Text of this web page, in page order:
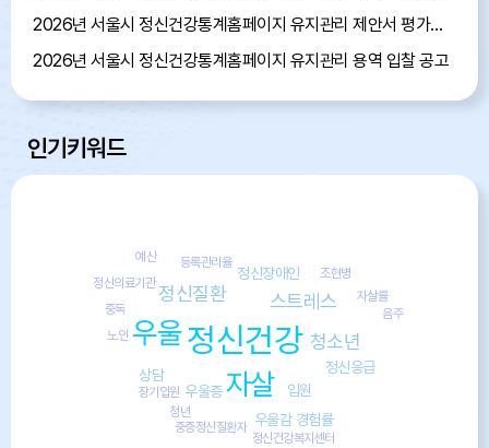
2026년 서울시 정신건강통계홈페이지 유지관리 제안서 평가위원 후보자 모집공고
2026년 서울시 정신건강통계홈페이지 유지관리 용역 입찰 공고
인기키워드
정신건강
자살
우울
정신질환
스트레스
청소년
입원
우울증
정신장애인
상담 정신응급
우울감 경험률
장기입원
노인
등록관리율
조현병
청년
정신의료기관
중증정신질환자
중독
자살률
음주
정신건강복지센터
예산